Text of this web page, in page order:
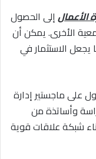
الأعمالإلى الحصول
الأخرى. يمكن أن
يجعل الاستثمار في
على ماجستير إدارة
وأساتذة من
شبكة علاقات قوية